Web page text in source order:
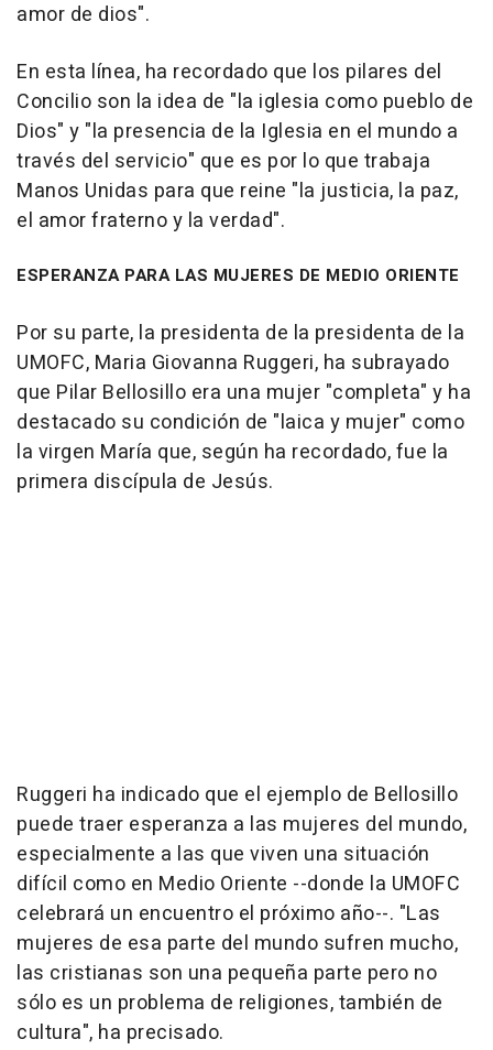
amor de dios".
En esta línea, ha recordado que los pilares del
Concilio son la idea de "la iglesia como pueblo de
Dios" y "la presencia de la Iglesia en el mundo a
través del servicio" que es por lo que trabaja
Manos Unidas para que reine "la justicia, la paz,
el amor fraterno y la verdad".
ESPERANZA PARA LAS MUJERES DE MEDIO ORIENTE
Por su parte, la presidenta de la presidenta de la
UMOFC, Maria Giovanna Ruggeri, ha subrayado
que Pilar Bellosillo era una mujer "completa" y ha
destacado su condición de "laica y mujer" como
la virgen María que, según ha recordado, fue la
primera discípula de Jesús.
Ruggeri ha indicado que el ejemplo de Bellosillo
puede traer esperanza a las mujeres del mundo,
especialmente a las que viven una situación
difícil como en Medio Oriente --donde la UMOFC
celebrará un encuentro el próximo año--. "Las
mujeres de esa parte del mundo sufren mucho,
las cristianas son una pequeña parte pero no
sólo es un problema de religiones, también de
cultura", ha precisado.